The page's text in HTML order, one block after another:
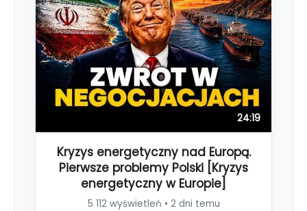
24:19
Kryzys energetyczny nad Europą.
Pierwsze problemy Polski [Kryzys
energetyczny w Europie]
5 112 wyświetleń • 2 dni temu